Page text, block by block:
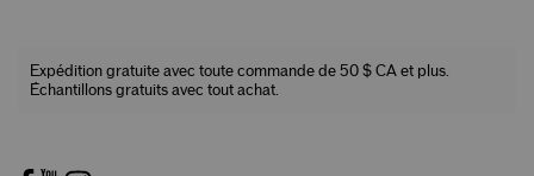
Expédition gratuite avec toute commande de 50 $ CA et plus.
Échantillons gratuits avec tout achat.